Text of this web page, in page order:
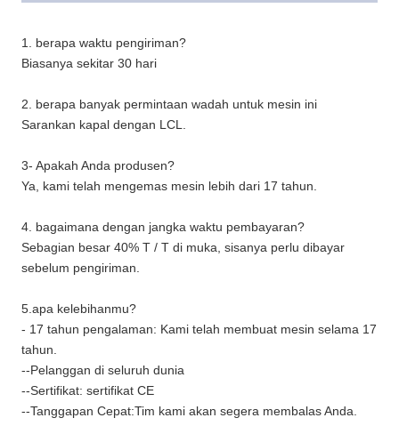
1. berapa waktu pengiriman?
Biasanya sekitar 30 hari
2. berapa banyak permintaan wadah untuk mesin ini
Sarankan kapal dengan LCL.
3- Apakah Anda produsen?
Ya, kami telah mengemas mesin lebih dari 17 tahun.
4. bagaimana dengan jangka waktu pembayaran?
Sebagian besar 40% T / T di muka, sisanya perlu dibayar
sebelum pengiriman.
5.apa kelebihanmu?
- 17 tahun pengalaman: Kami telah membuat mesin selama 17
tahun.
--Pelanggan di seluruh dunia
--Sertifikat: sertifikat CE
--Tanggapan Cepat:Tim kami akan segera membalas Anda.